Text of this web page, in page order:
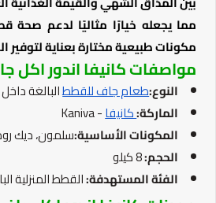
مما يجعله خيارًا مثاليًا لدعم
مكونات طبيعية مختارة بعناية لتوفير
مواصفات كانيفا اندور اكل
النوع:طعام جاف للقططالبالغة
الماركة:كانيفا- Kaniva
المكونات الأساسية:سلمون، ديك
الحجم:8 كيلو
الفئة المستهدفة:القطط المنزلية